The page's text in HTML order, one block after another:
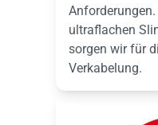
ultraflachen
sorgen wir für
Verkabelung.